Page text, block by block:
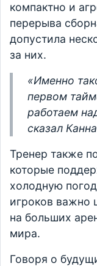
компактно и
перерыва
допустила
за них.
«Именно
первом
работаем
сказал
Тренер также
которые
холодную
игроков важно
на больших
мира.
Говоря о